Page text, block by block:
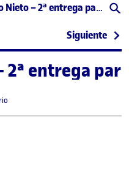
– 2ª entrega parcial
entradas
1 Siguiente:
2ª entrega